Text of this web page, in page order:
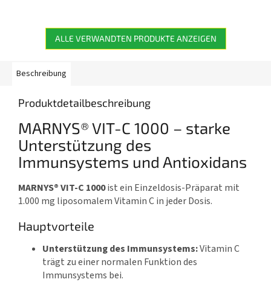
Form mit...
Trinkampullen mit...
ALLE VERWANDTEN PRODUKTE ANZEIGEN
Beschreibung
Produktdetailbeschreibung
MARNYS® VIT-C 1000 – starke
Unterstützung des
Immunsystems und Antioxidans
MARNYS® VIT-C 1000ist ein Einzeldosis-Präparat mit
1.000 mg liposomalem Vitamin C in jeder Dosis.
Hauptvorteile
Unterstützung des Immunsystems:Vitamin C
trägt zu einer normalen Funktion des
Immunsystems bei.